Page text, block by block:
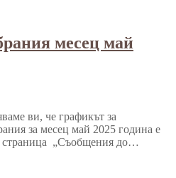
месец май
ви, че графикът за
за месец май 2025 година е
страница „Съобщения до…